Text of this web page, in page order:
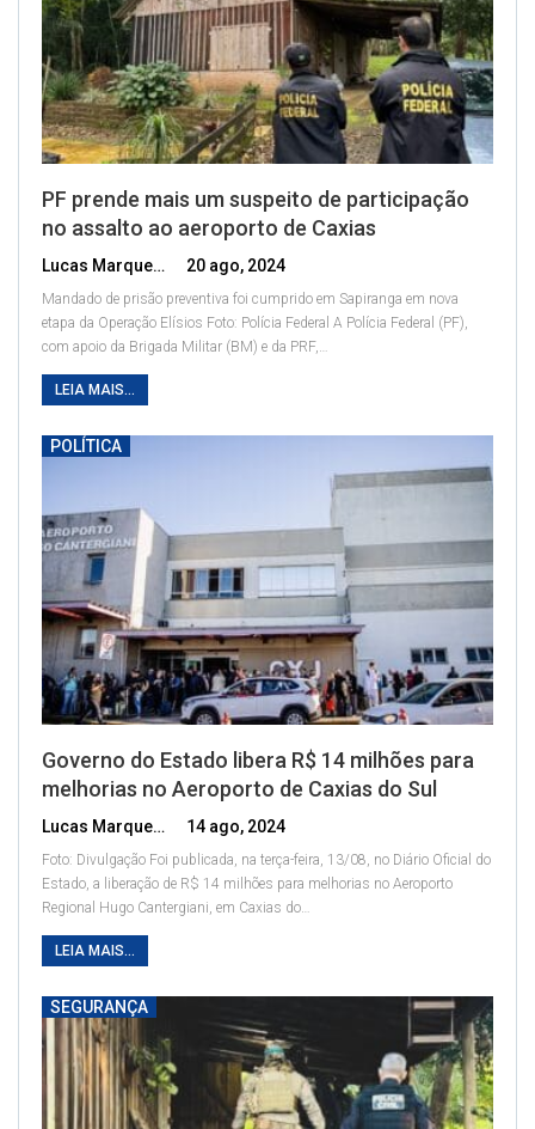
PF prende mais um suspeito de participação
no assalto ao aeroporto de Caxias
Lucas Marques 20 ago, 2024
Mandado de prisão preventiva foi cumprido em Sapiranga em nova
etapa da Operação Elísios Foto: Polícia Federal A Polícia Federal (PF),
com apoio da Brigada Militar (BM) e da PRF,…
LEIA MAIS...
POLÍTICA
Governo do Estado libera R$ 14 milhões para
melhorias no Aeroporto de Caxias do Sul
Lucas Marques 14 ago, 2024
Foto: Divulgação Foi publicada, na terça-feira, 13/08, no Diário Oficial do
Estado, a liberação de R$ 14 milhões para melhorias no Aeroporto
Regional Hugo Cantergiani, em Caxias do…
LEIA MAIS...
SEGURANÇA